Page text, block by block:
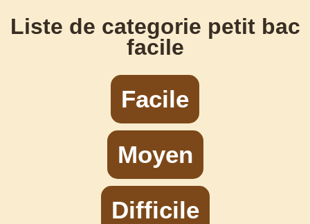
Liste de categorie petit bac
facile
Facile
Moyen
Difficile